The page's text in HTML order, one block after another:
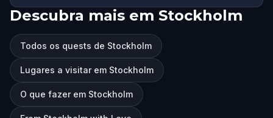
Descubra mais em Stockholm
Todos os quests de Stockholm
Lugares a visitar em Stockholm
O que fazer em Stockholm